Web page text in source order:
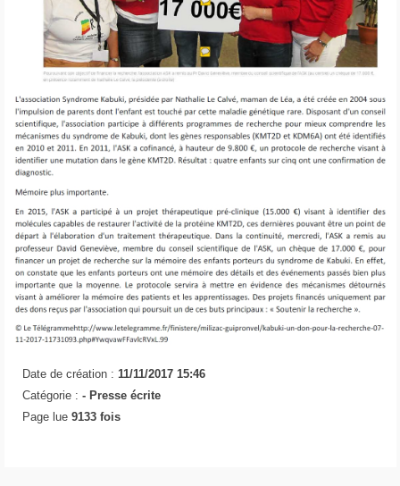
Date de création : 11/11/2017 15:46
Catégorie : - Presse écrite
Page lue 9133 fois